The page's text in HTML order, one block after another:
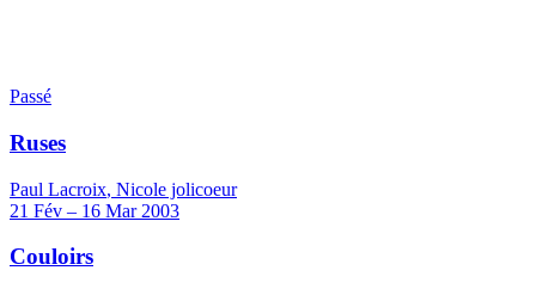
Passé
Ruses
Paul Lacroix, Nicole jolicoeur
21 Fév – 16 Mar 2003
Couloirs